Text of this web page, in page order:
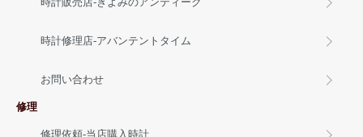
時計修理店-アバンテントタイム
お問い合わせ
修理
修理依頼-当店購入時計